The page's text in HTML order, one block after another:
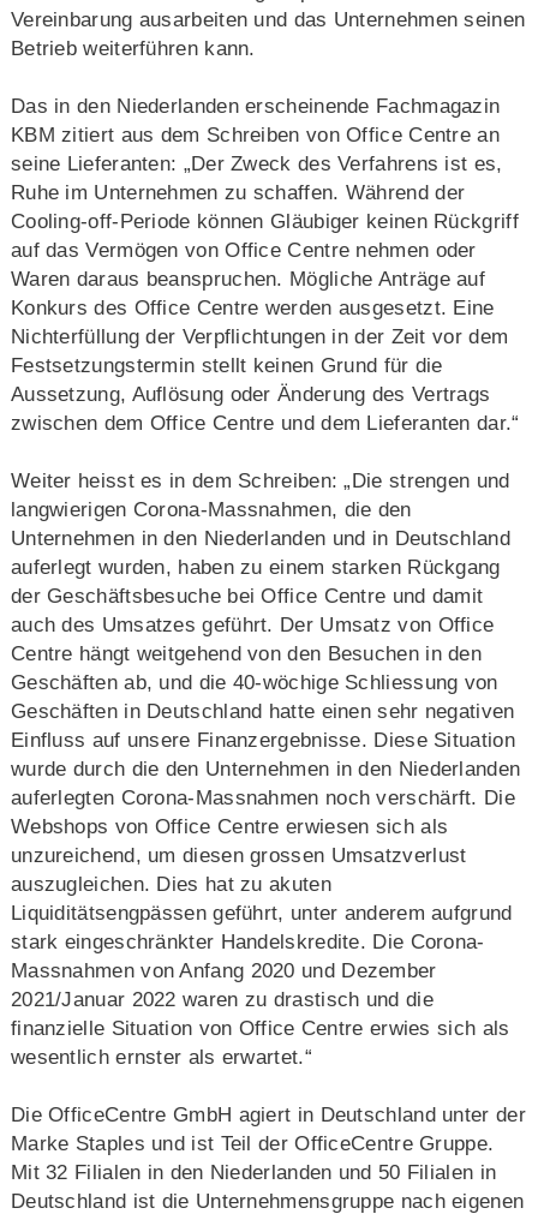
Vereinbarung ausarbeiten und das Unternehmen seinen
Betrieb weiterführen kann.
Das in den Niederlanden erscheinende Fachmagazin
KBM zitiert aus dem Schreiben von Office Centre an
seine Lieferanten: „Der Zweck des Verfahrens ist es,
Ruhe im Unternehmen zu schaffen. Während der
Cooling-off-Periode können Gläubiger keinen Rückgriff
auf das Vermögen von Office Centre nehmen oder
Waren daraus beanspruchen. Mögliche Anträge auf
Konkurs des Office Centre werden ausgesetzt. Eine
Nichterfüllung der Verpflichtungen in der Zeit vor dem
Festsetzungstermin stellt keinen Grund für die
Aussetzung, Auflösung oder Änderung des Vertrags
zwischen dem Office Centre und dem Lieferanten dar.“
Weiter heisst es in dem Schreiben: „Die strengen und
langwierigen Corona-Massnahmen, die den
Unternehmen in den Niederlanden und in Deutschland
auferlegt wurden, haben zu einem starken Rückgang
der Geschäftsbesuche bei Office Centre und damit
auch des Umsatzes geführt. Der Umsatz von Office
Centre hängt weitgehend von den Besuchen in den
Geschäften ab, und die 40-wöchige Schliessung von
Geschäften in Deutschland hatte einen sehr negativen
Einfluss auf unsere Finanzergebnisse. Diese Situation
wurde durch die den Unternehmen in den Niederlanden
auferlegten Corona-Massnahmen noch verschärft. Die
Webshops von Office Centre erwiesen sich als
unzureichend, um diesen grossen Umsatzverlust
auszugleichen. Dies hat zu akuten
Liquiditätsengpässen geführt, unter anderem aufgrund
stark eingeschränkter Handelskredite. Die Corona-
Massnahmen von Anfang 2020 und Dezember
2021/Januar 2022 waren zu drastisch und die
finanzielle Situation von Office Centre erwies sich als
wesentlich ernster als erwartet.“
Die OfficeCentre GmbH agiert in Deutschland unter der
Marke Staples und ist Teil der OfficeCentre Gruppe.
Mit 32 Filialen in den Niederlanden und 50 Filialen in
Deutschland ist die Unternehmensgruppe nach eigenen